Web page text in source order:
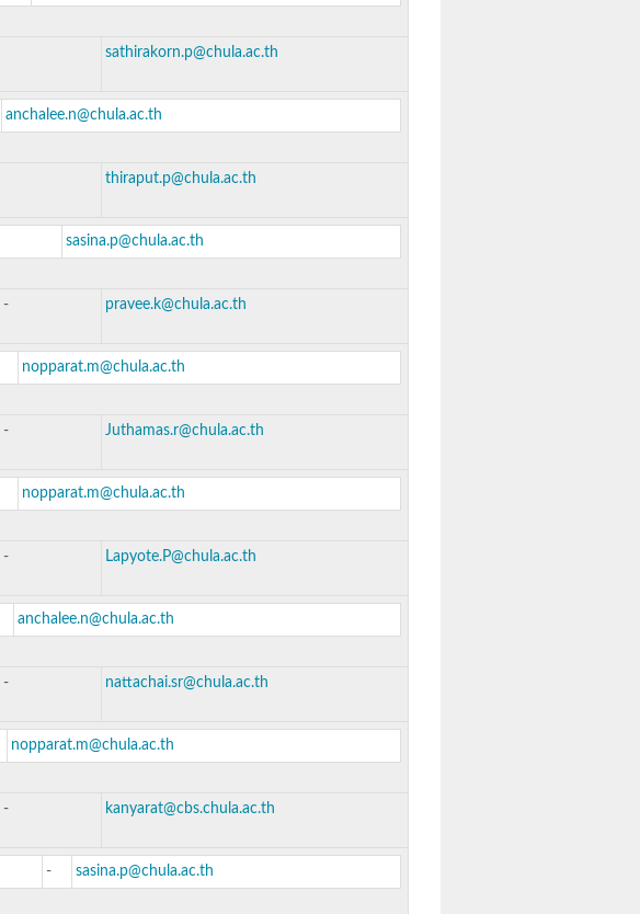
sathirakorn.p@chula.ac.th
anchalee.n@chula.ac.th
thiraput.p@chula.ac.th
sasina.p@chula.ac.th
- pravee.k@chula.ac.th
nopparat.m@chula.ac.th
- Juthamas.r@chula.ac.th
nopparat.m@chula.ac.th
- Lapyote.P@chula.ac.th
anchalee.n@chula.ac.th
- nattachai.sr@chula.ac.th
nopparat.m@chula.ac.th
- kanyarat@cbs.chula.ac.th
- sasina.p@chula.ac.th